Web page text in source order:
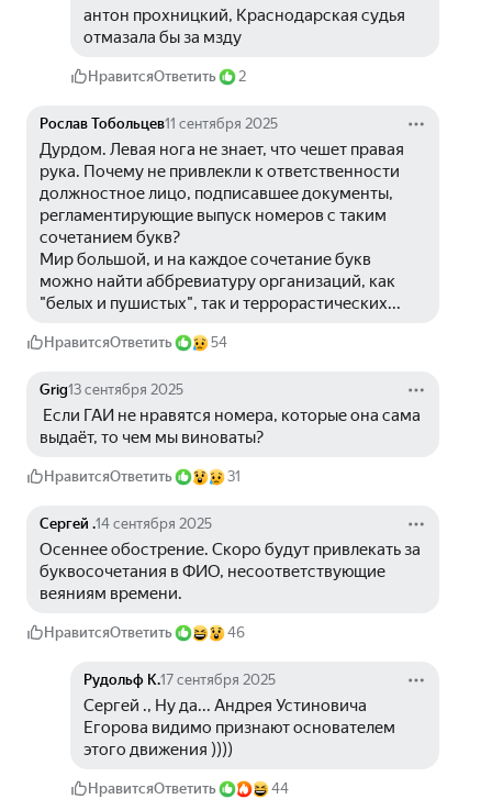
антон прохницкий, Краснодарская судья
отмазала бы за мзду
НравитсяОтветить 2
Рослав Тобольцев11 сентября 2025
Дурдом. Левая нога не знает, что чешет правая
рука. Почему не привлекли к ответственности
должностное лицо, подписавшее документы,
регламентирующие выпуск номеров с таким
сочетанием букв?
Мир большой, и на каждое сочетание букв
можно найти аббревиатуру организаций, как
"белых и пушистых", так и террорастических...
НравитсяОтветить 54
Grig13 сентября 2025
выдаёт, то чем мы виноваты?
НравитсяОтветить 31
Сергей .14 сентября 2025
Осеннее обострение. Скоро будут привлекать за
буквосочетания в ФИО, несоответствующие
веяниям времени.
НравитсяОтветить 46
Рудольф К.17 сентября 2025
Сергей ., Ну да... Андрея Устиновича
Егорова видимо признают основателем
этого движения ))))
НравитсяОтветить 44